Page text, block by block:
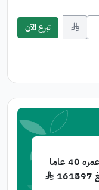
﷼ تبرع الآن
عليه امر بالتنفيذ وحكم بالسجن عمره 40 عاما